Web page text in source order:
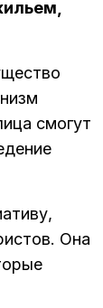
смогут
Она